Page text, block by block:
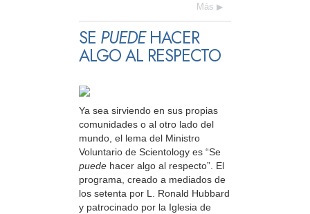
Más
SE PUEDEHACER
ALGO AL RESPECTO
Ya sea sirviendo en sus propias
comunidades o al otro lado del
mundo, el lema del Ministro
Voluntario de Scientology es “Se
puede hacer algo al respecto”. El
programa, creado a mediados de
los setenta por L. Ronald Hubbard
y patrocinado por la Iglesia de